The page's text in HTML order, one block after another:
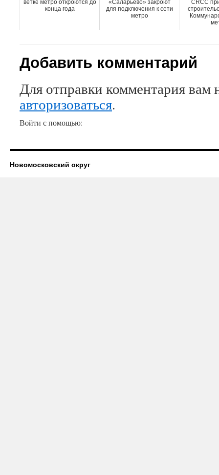
ветке метро откроются до
конца года
«Саларьево» закроют
для подключения к сети
метро
CRCC
Добавить комментарий
Для отправки комментария вам
авторизоваться.
Войти с помощью:
Новомосковский округ